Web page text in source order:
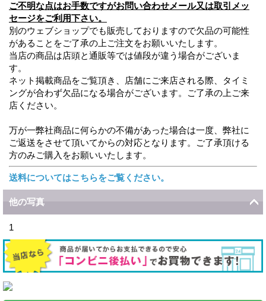
ご不明な点はお手数ですがお問い合わせメール又は取引メッ
セージをご利用下さい。
別のウェブショップでも販売しておりますので欠品の可能性
があることをご了承の上ご注文をお願いいたします。
当店の商品は店頭と通販等では値段が違う場合がございま
す。
ネット掲載商品をご覧頂き、店舗にご来店される際、タイミ
ングが合わず欠品になる場合がございます。ご了承の上ご来
店ください。
万が一弊社商品に何らかの不備があった場合は一度、弊社に
ご返送をさせて頂いてからの対応となります。ご了承頂ける
方のみご購入をお願いいたします。
送料についてはこちらをご覧ください。
他の写真
1